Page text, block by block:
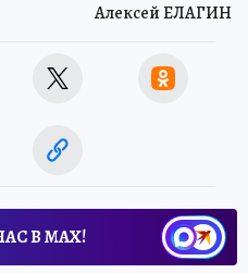
Алексей ЕЛАГИН
В МАХ!